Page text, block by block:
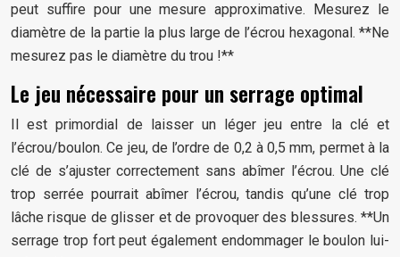
peut suffire pour une mesure approximative. Mesurez le
diamètre de la partie la plus large de l’écrou hexagonal. **Ne
mesurez pas le diamètre du trou !**
Le jeu nécessaire pour un serrage optimal
Il est primordial de laisser un léger jeu entre la clé et
l’écrou/boulon. Ce jeu, de l’ordre de 0,2 à 0,5 mm, permet à la
clé de s’ajuster correctement sans abîmer l’écrou. Une clé
trop serrée pourrait abîmer l’écrou, tandis qu’une clé trop
lâche risque de glisser et de provoquer des blessures. **Un
serrage trop fort peut également endommager le boulon lui-